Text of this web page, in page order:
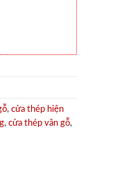
, cửa thép hiện
, cửa thép vân gỗ,